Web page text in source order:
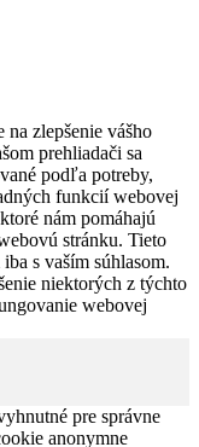
zlepšenie vášho
prehliadači sa
podľa potreby,
funkcií webovej
nám pomáhajú
stránku. Tieto
s vaším súhlasom.
niektorých z týchto
webovej
pre správne
anonymne